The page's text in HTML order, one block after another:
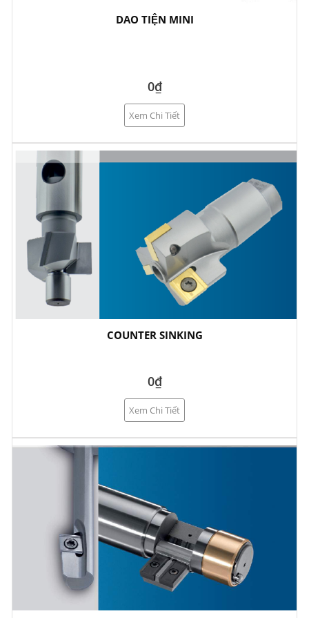
DAO TIỆN MINI
0₫
Xem Chi Tiết
COUNTER SINKING
0₫
Xem Chi Tiết